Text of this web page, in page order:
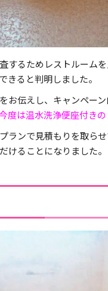
するためレストルーム
きると判明しました。
お伝えし、キャンペー
度は温水洗浄便座付きの
ランで見積もりを取ら
けることになりました。